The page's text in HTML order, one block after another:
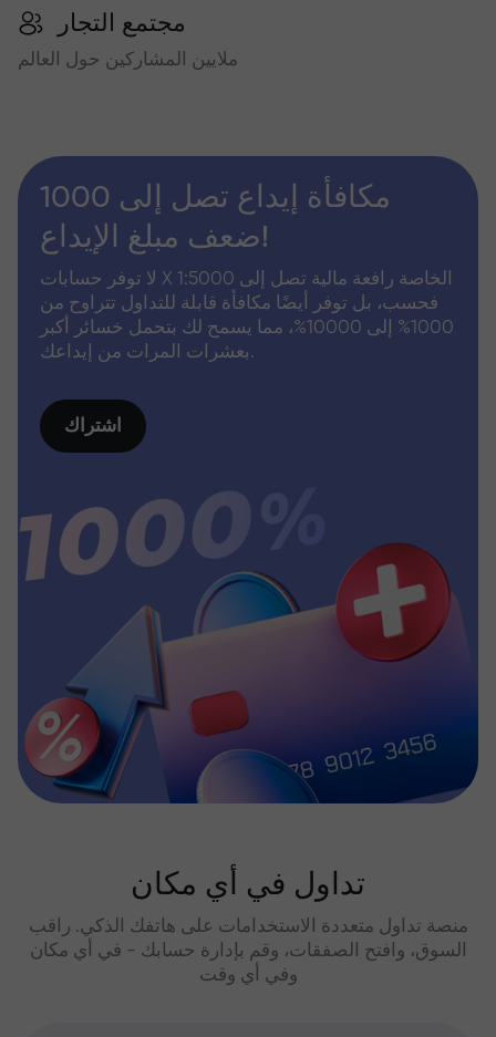
مجتمع التجار
ملايين المشاركين حول العالم
مكافأة إيداع تصل إلى 1000
ضعف مبلغ الإيداع!
لا توفر حسابات X الخاصة رافعة مالية تصل إلى 1:5000
فحسب، بل توفر أيضًا مكافأة قابلة للتداول تتراوح من
1000% إلى 10000%، مما يسمح لك بتحمل خسائر أكبر
بعشرات المرات من إيداعك.
اشتراك
تداول في أي مكان
منصة تداول متعددة الاستخدامات على هاتفك الذكي. راقب
السوق، وافتح الصفقات، وقم بإدارة حسابك - في أي مكان
وفي أي وقت